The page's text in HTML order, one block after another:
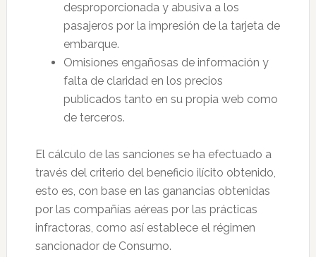
desproporcionada y abusiva a los
pasajeros por la impresión de la tarjeta de
embarque.
Omisiones engañosas de información y
falta de claridad en los precios
publicados tanto en su propia web como
de terceros.
El cálculo de las sanciones se ha efectuado a
través del criterio del beneficio ilícito obtenido,
esto es, con base en las ganancias obtenidas
por las compañías aéreas por las prácticas
infractoras, como así establece el régimen
sancionador de Consumo.